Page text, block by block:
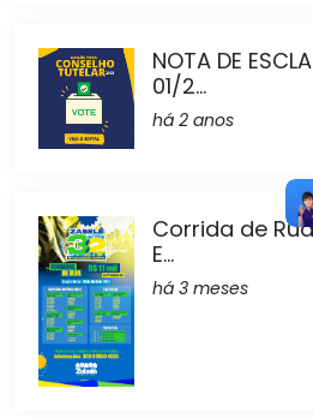
NOTA DE
01/2...
há 2 anos
Corrida de
E...
há 3 meses